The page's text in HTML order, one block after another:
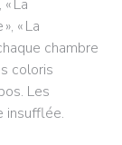
La
« La
chambre
coloris
Les
insufflée.